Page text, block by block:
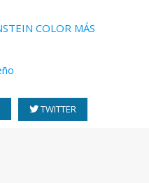
TWITTER